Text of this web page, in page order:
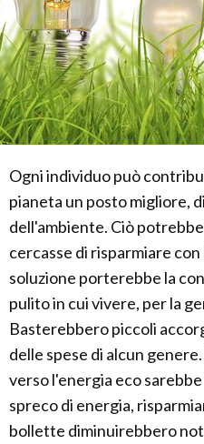
Ogni individuo può
pianeta un posto migliore,
dell'ambiente. Ciò
cercasse di risparmiare
soluzione porterebbe la
pulito in cui vivere, per la
Basterebbero piccoli
delle spese di alcun
verso l'energia eco
spreco di energia,
bollette diminuirebbero